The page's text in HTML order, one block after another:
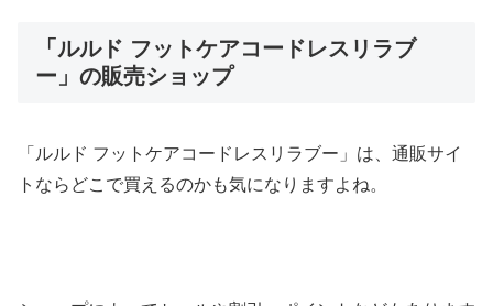
「ルルド フットケアコードレスリラブ
ー」の販売ショップ
「ルルド フットケアコードレスリラブー」は、通販サイ
トならどこで買えるのかも気になりますよね。